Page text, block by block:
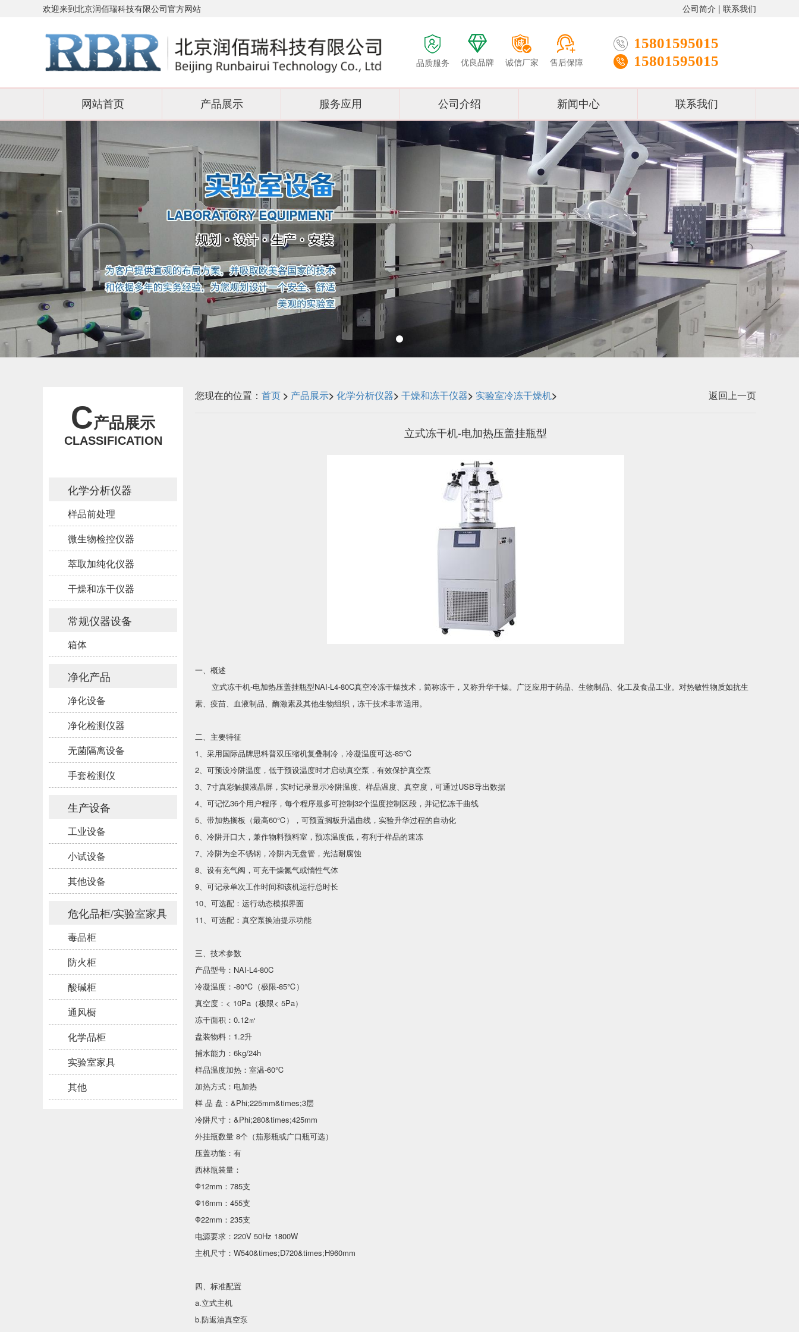
欢迎来到北京润佰瑞科技有限公司官方网站 公司简介 | 联系我们
品质服务 优良品牌 诚信厂家 售后保障
15801595015
15801595015
网站首页 产品展示 服务应用 公司介绍 新闻中心 联系我们
C产品展示
CLASSIFICATION
化学分析仪器
样品前处理
微生物检控仪器
萃取加纯化仪器
干燥和冻干仪器
常规仪器设备
箱体
净化产品
净化设备
净化检测仪器
无菌隔离设备
手套检测仪
生产设备
工业设备
小试设备
其他设备
危化品柜/实验室家具
毒品柜
防火柜
酸碱柜
通风橱
化学品柜
实验室家具
其他
您现在的位置： 首页 > 产品展示> 化学分析仪器> 干燥和冻干仪器> 实验室冷冻干燥机> 返回上一页
立式冻干机-电加热压盖挂瓶型
一、概述
立式冻干机-电加热压盖挂瓶型NAI-L4-80C真空冷冻干燥技术，简称冻干，又称升华干燥。广泛应用于药品、生物制品、化工及食品工业。对热敏性物质如抗生
素、疫苗、血液制品、酶激素及其他生物组织，冻干技术非常适用。
二、主要特征
1、采用国际品牌思科普双压缩机复叠制冷，冷凝温度可达-85℃
2、可预设冷阱温度，低于预设温度时才启动真空泵，有效保护真空泵
3、7寸真彩触摸液晶屏，实时记录显示冷阱温度、样品温度、真空度，可通过USB导出数据
4、可记忆36个用户程序，每个程序最多可控制32个温度控制区段，并记忆冻干曲线
5、带加热搁板（最高60℃），可预置搁板升温曲线，实验升华过程的自动化
6、冷阱开口大，兼作物料预料室，预冻温度低，有利于样品的速冻
7、冷阱为全不锈钢，冷阱内无盘管，光洁耐腐蚀
8、设有充气阀，可充干燥氮气或惰性气体
9、可记录单次工作时间和该机运行总时长
10、可选配：运行动态模拟界面
11、可选配：真空泵换油提示功能
三、技术参数
产品型号：NAI-L4-80C
冷凝温度：-80℃（极限-85℃）
真空度：< 10Pa（极限< 5Pa）
冻干面积：0.12㎡
盘装物料：1.2升
捕水能力：6kg/24h
样品温度加热：室温-60℃
加热方式：电加热
样 品 盘：&Phi;225mm&times;3层
冷阱尺寸：&Phi;280&times;425mm
外挂瓶数量 8个（茄形瓶或广口瓶可选）
压盖功能：有
西林瓶装量：
Ф12mm：785支
Ф16mm：455支
Ф22mm：235支
电源要求：220V 50Hz 1800W
主机尺寸：W540&times;D720&times;H960mm
四、标准配置
a.立式主机
b.防返油真空泵